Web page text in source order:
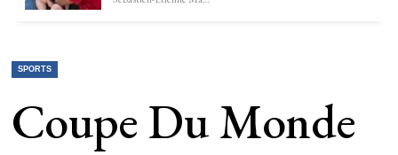
SPORTS
Coupe Du Monde